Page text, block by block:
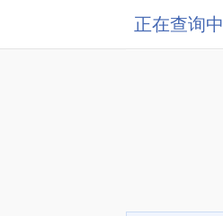
正在查询中